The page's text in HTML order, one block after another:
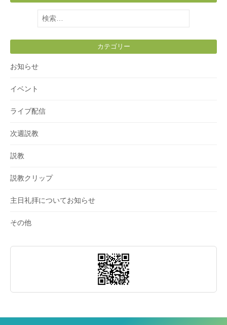
検
索:
カテゴリー
お知らせ
イベント
ライブ配信
次週説教
説教
説教クリップ
主日礼拝についてお知らせ
その他